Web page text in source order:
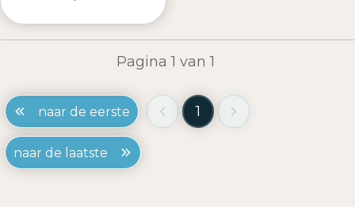
Pagina1 van1
naar de eerste 1
naar de laatste